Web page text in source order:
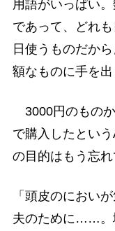
用語がいっぱい
であって、どれ
日使うものだか
額なものに手を出
3000円のもの
で購入したとい
の目的はもう忘れ
「頭皮のにおい
夫のために……。